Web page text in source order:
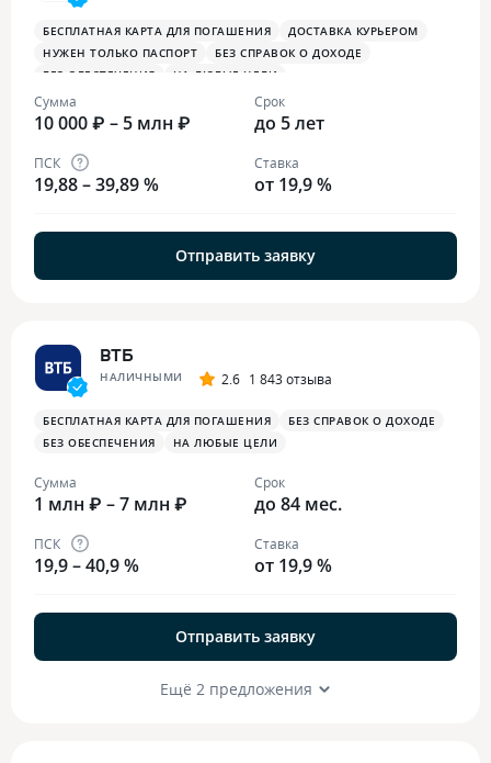
БЕСПЛАТНАЯ КАРТА ДЛЯ ПОГАШЕНИЯ
ДОСТАВКА КУРЬЕРОМ
НУЖЕН ТОЛЬКО ПАСПОРТ
БЕЗ СПРАВОК О ДОХОДЕ
БЕЗ ОБЕСПЕЧЕНИЯ
НА ЛЮБЫЕ ЦЕЛИ
Сумма
10 000 ₽ – 5 млн ₽
Срок
до 5 лет
ПСК
19,88 – 39,89 %
Ставка
от 19,9 %
Отправить заявку
ВТБ
НАЛИЧНЫМИ 2.6 1 843 отзыва
БЕСПЛАТНАЯ КАРТА ДЛЯ ПОГАШЕНИЯ
БЕЗ СПРАВОК О ДОХОДЕ
БЕЗ ОБЕСПЕЧЕНИЯ
НА ЛЮБЫЕ ЦЕЛИ
Сумма
1 млн ₽ – 7 млн ₽
Срок
до 84 мес.
ПСК
19,9 – 40,9 %
Ставка
от 19,9 %
Отправить заявку
Ещё 2 предложения